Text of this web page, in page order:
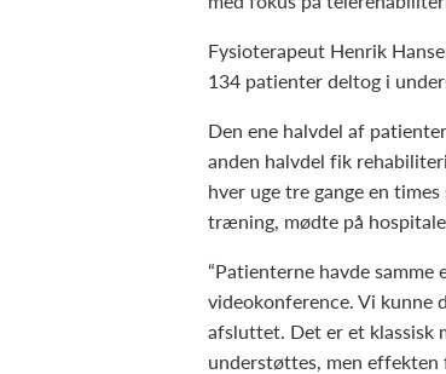
Fysioterapeut Henrik
134 patienter deltog i
Den ene halvdel af
anden halvdel fik
hver uge tre gange en
træning, mødte på
“Patienterne havde
videokonference. Vi kunne
afsluttet. Det er et klassisk
understøttes, men